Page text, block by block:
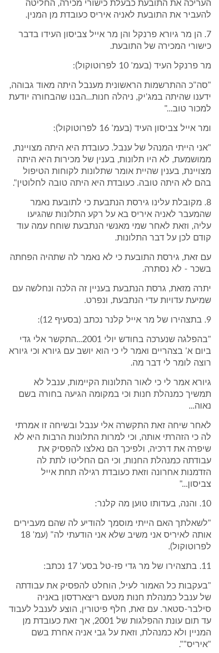
העריכה את התובעת כבעלת כישורי מכירה, החליטה
להעביר את התובעת לאניה איריס כעובדת מן המנין.
7. הן מר גיורא פרנקל והן מר אייל צביסון העידו בדבר
כישורי המכירה של התובעת.
מר פרנקל העיד (בעמ' 10 לפרוטוקול):
"סה"כ ההתרשמות הראשונית מענבל היתה מאוד גבוהה,
ידענו שהיתה במג'יק, ניהלה חנות...הבנו שהבחורה יודעת
למכור טוב..."
ומר אייל צביסון העיד (בעמ' 16 לפרוטוקול):
"אני הייתי המנהל של ענבל. כעובדת היא היתה מצויינת,
ממושמעת, לא היו תלונות, בענין של מכירות היא היתה
מצויינת, בענין שהיית אומר שתלונות לקוחות הטיפול
בהם לא היתה טובה. כעובדת היא היתה טובה לחלוטין".
8. מקובלת עלינו גירסת הנתבעת כי לתובעת נאמר
שהמעבר לאניה איריס בא על רקע התלונות שהגיעו
עליה, וזאת לאחר שמי מאנשי הנתבעת שוחח עמה עוד
קודם לכן על דבר התלונות.
עם זאת, גירסת התובעת כי לא נאמר לה שתהיה הפחתה
בשכר - לא נסתרה.
יתרה מזאת, גרסת הנתבעת בעניין זה הלכה ונחלשה עם
שמיעת עדויות עדי הנתבעת, ונפרט.
9. בתצהירו של מר אייל קלנר נכתב (בסעיף 12):
"בהפלגה שנערכה בחודש יולי 2001...התקשר אלי גדי
ביום א' בצהריים ואמר לי כי הוא יושב עם גיורא וכי גיורא
רוצה לומר לי דבר מה.
גיורא אמר לי כי לאור התלונות הקיימות, ענבל לא
תמשיך כמנהלת חנות וכי במקומה הגיעה בחורה בשם
נאוה...
לאחר שיחה זאת התקשרה אלי ענבל ובשיחה זו אמרתי
לה כי הזהרתי אותה, וכי למרות התלונות הרבות היא לא
שיפרה את דרכיה, ולפיכך הם נאלצו להפסיק את
עבודתה כמנהלת החנות, וכי הם החליטו לתת לה
הזדמנות אחרונה וזאת כעובדת רגילה תחת אייל
צביסון..."
10. והנה, בעדותו טוען מה קלנר:
"לשאלתך האם הייתי מוסמך להודיע לה שהם מעבירים
אותה לאיריס אני משיב שלא אני הודעתי לה" (עמ' 18
לפרוטוקול).
11. בתצהירו של מר גדי פז-טל בסע' 17 נכתב:
"בעקבות כל האמור לעיל, הוחלט להפסיק את עבודתה
של ענבל כמנהלת חנות מטעם ריצארדסון באניה
סילבר-סטאר. עם זאת, חלף פיטורין, הוצע לענבל לעבוד
עד תום עונת ההפלגות של 2001, אך זאת כעובדת מן
המניין ולא כמנהלת, וזאת על גבי אניה אחרת בשם
"איריס"".